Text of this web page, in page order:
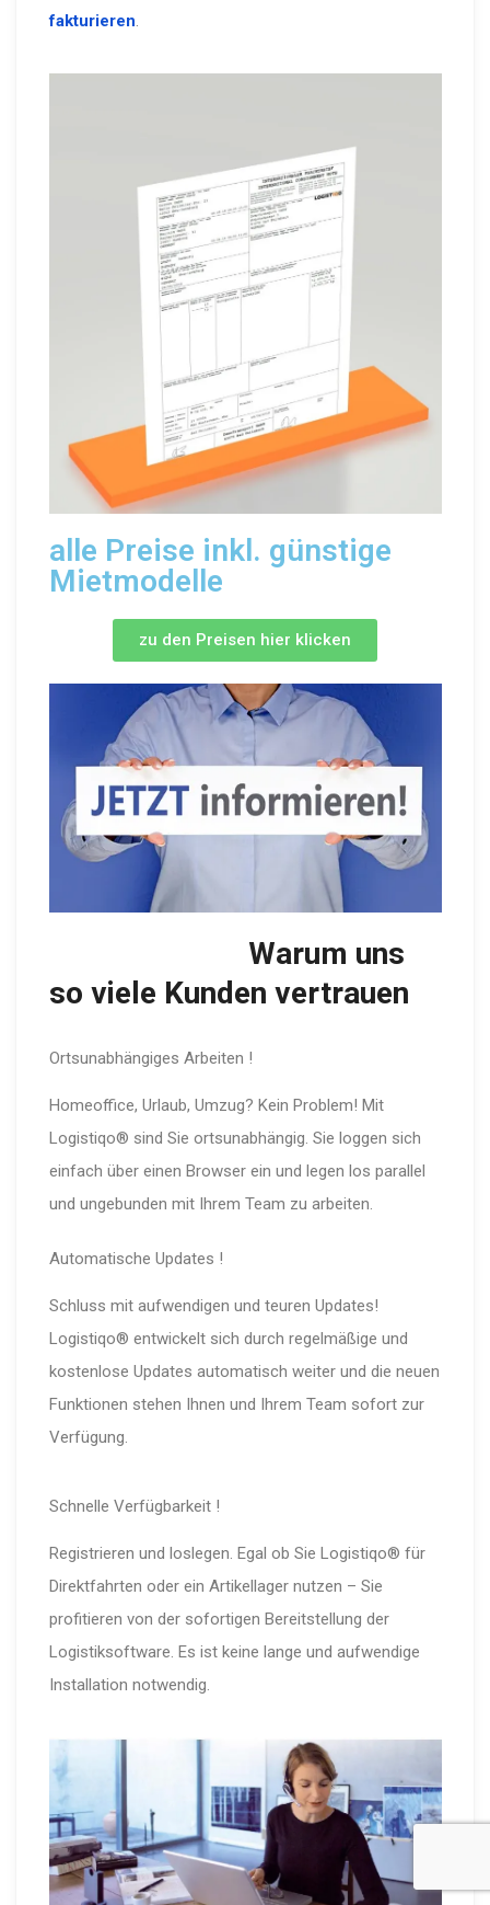
fakturieren.
alle Preise inkl. günstige
Mietmodelle
zu den Preisen hier klicken
Warum uns
so viele Kunden vertrauen
Ortsunabhängiges Arbeiten !
Homeoffice, Urlaub, Umzug? Kein Problem! Mit
Logistiqo® sind Sie ortsunabhängig. Sie loggen sich
einfach über einen Browser ein und legen los parallel
und ungebunden mit Ihrem Team zu arbeiten.
Automatische Updates !
Schluss mit aufwendigen und teuren Updates!
Logistiqo® entwickelt sich durch regelmäßige und
kostenlose Updates automatisch weiter und die neuen
Funktionen stehen Ihnen und Ihrem Team sofort zur
Verfügung.
Schnelle Verfügbarkeit !
Registrieren und loslegen. Egal ob Sie Logistiqo® für
Direktfahrten oder ein Artikellager nutzen – Sie
profitieren von der sofortigen Bereitstellung der
Logistiksoftware. Es ist keine lange und aufwendige
Installation notwendig.